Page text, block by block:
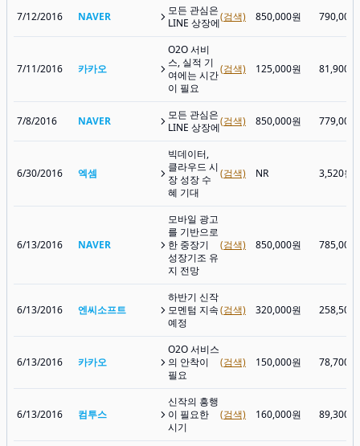
7/12/2016 NAVER
모든 관심은
LINE 상장에(검색) 850,000원 790,000
7/11/2016 카카오
O2O 서비
스, 실적 기
여에는 시간
이 필요
(검색) 125,000원 81,900원
7/8/2016 NAVER
모든 관심은
LINE 상장에(검색) 850,000원 779,000
6/30/2016 엑셈
빅데이터,
클라우드 시
장 성장 수
혜 기대
(검색) NR 3,520원
6/13/2016 NAVER
모바일 광고
를 기반으로
한 중장기
성장기조 유
지 전망
(검색) 850,000원 785,000
6/13/2016 엔씨소프트
하반기 신작
모멘텀 지속
예정
(검색) 320,000원 258,500
6/13/2016 카카오
O2O 서비스
의 안착이
필요
(검색) 150,000원 78,700원
6/13/2016 컴투스
신작의 흥행
이 필요한
시기
(검색) 160,000원 89,300원